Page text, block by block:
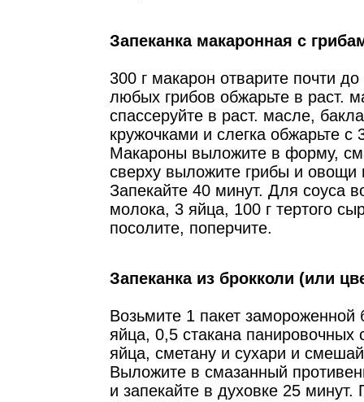
Запеканка макаронная с
300 г макарон отварите почти до
любых грибов обжарьте в раст.
спассеруйте в раст. масле,
кружочками и слегка обжарьте
Макароны выложите в форму,
сверху выложите грибы и овощи
Запекайте 40 минут. Для соуса
молока, 3 яйца, 100 г тертого
посолите, поперчите.
Запеканка из брокколи (или
Возьмите 1 пакет замороженной
яйца, 0,5 стакана панировочных
яйца, сметану и сухари и
Выложите в смазанный
и запекайте в духовке 25 минут.